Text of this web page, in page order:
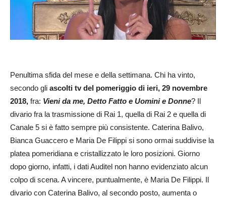
Penultima sfida del mese e della settimana. Chi ha vinto,
secondo gli ascolti tv del pomeriggio di ieri, 29 novembre
2018, fra: Vieni da me, Detto Fatto e Uomini e Donne? Il
divario fra la trasmissione di Rai 1, quella di Rai 2 e quella di
Canale 5 si è fatto sempre più consistente. Caterina Balivo,
Bianca Guaccero e Maria De Filippi si sono ormai suddivise la
platea pomeridiana e cristallizzato le loro posizioni. Giorno
dopo giorno, infatti, i dati Auditel non hanno evidenziato alcun
colpo di scena. A vincere, puntualmente, è Maria De Filippi. Il
divario con Caterina Balivo, al secondo posto, aumenta o